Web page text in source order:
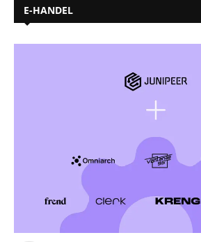
E-HANDEL